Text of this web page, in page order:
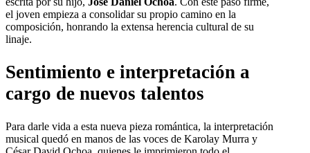
el joven empieza a consolidar su propio camino en la
composición, honrando la extensa herencia cultural de su
linaje.
Sentimiento e interpretación a
cargo de nuevos talentos
Para darle vida a esta nueva pieza romántica, la interpretación
musical quedó en manos de las voces de Karolay Murra y